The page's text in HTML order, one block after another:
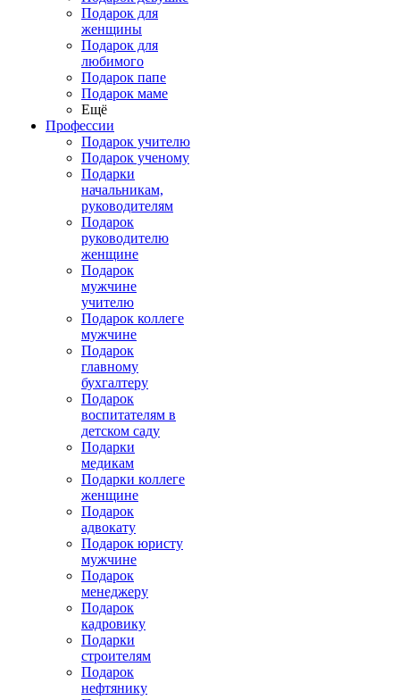
Подарок для
женщины
Подарок для
любимого
Подарок папе
Подарок маме
Ещё
Профессии
Подарок учителю
Подарок ученому
Подарки
начальникам,
руководителям
Подарок
руководителю
женщине
Подарок
мужчине
учителю
Подарок коллеге
мужчине
Подарок
главному
бухгалтеру
Подарок
воспитателям в
детском саду
Подарки
медикам
Подарки коллеге
женщине
Подарок
адвокату
Подарок юристу
мужчине
Подарок
менеджеру
Подарок
кадровику
Подарки
строителям
Подарок
нефтянику